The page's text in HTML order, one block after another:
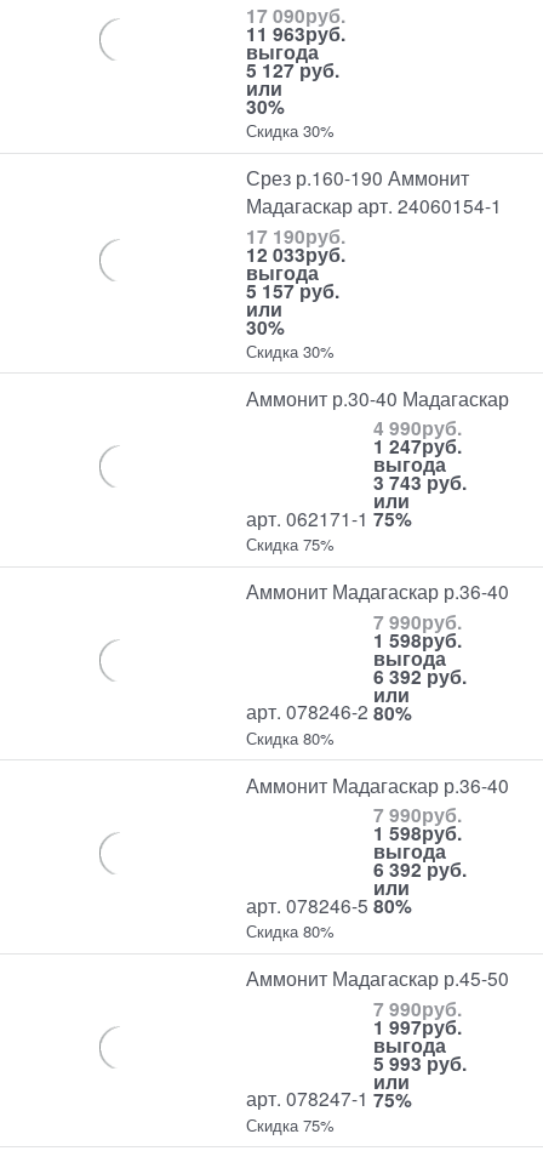
17 090руб.
11 963руб.
выгода
5 127 руб.
или
30%
Скидка 30%
Срез р.160-190 Аммонит
Мадагаскар арт. 24060154-1
17 190руб.
12 033руб.
выгода
5 157 руб.
или
30%
Скидка 30%
Аммонит р.30-40 Мадагаскар
арт. 062171-1
4 990руб.
1 247руб.
выгода
3 743 руб.
или
75%
Скидка 75%
Аммонит Мадагаскар р.36-40
арт. 078246-2
7 990руб.
1 598руб.
выгода
6 392 руб.
или
80%
Скидка 80%
Аммонит Мадагаскар р.36-40
арт. 078246-5
7 990руб.
1 598руб.
выгода
6 392 руб.
или
80%
Скидка 80%
Аммонит Мадагаскар р.45-50
арт. 078247-1
7 990руб.
1 997руб.
выгода
5 993 руб.
или
75%
Скидка 75%